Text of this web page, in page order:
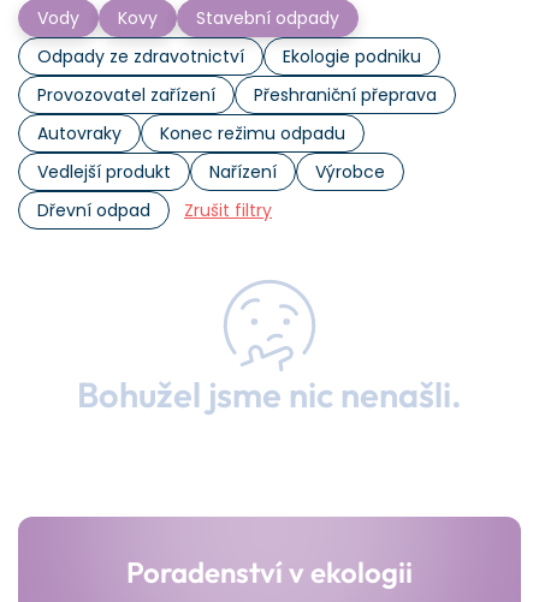
Vody
Kovy
Stavební odpady
Odpady ze zdravotnictví
Ekologie podniku
Provozovatel zařízení
Přeshraniční přeprava
Autovraky
Konec režimu odpadu
Vedlejší produkt
Nařízení
Výrobce
Dřevní odpad
Zrušit filtry
Bohužel jsme nic nenašli.
Poradenství v ekologii